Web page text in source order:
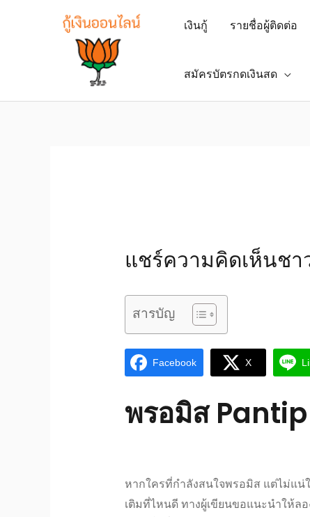
เงินกู้ รายชื่อผู้ติดต่อ
สมัครบัตรกดเงินสด
แชร์ความคิดเห็นชา
สารบัญ
Facebook X
พรอมิส Pantip
หากใครที่กำลังสนใจพรอมิสแต่ไม่แน่
เติมที่ไหนดี ทางผู้เขียนขอแนะนำให้ล